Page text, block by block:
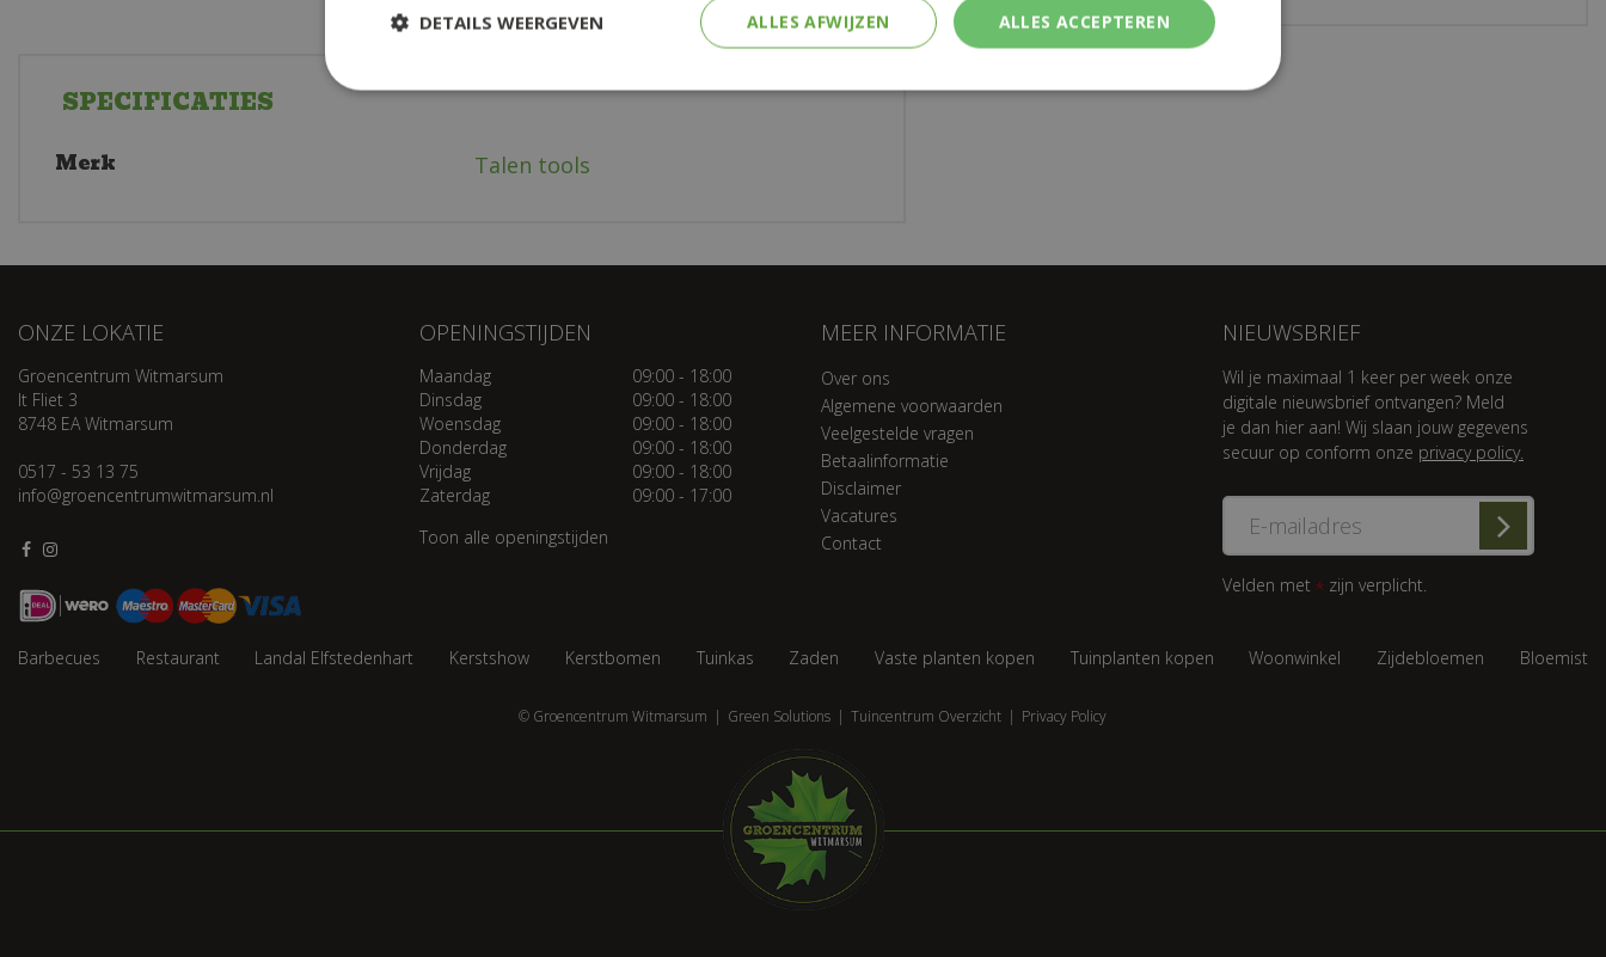
SPECIFICATIES
Merk Talen tools
ONZE LOKATIE
Groencentrum Witmarsum
It Fliet 3
8748 EA Witmarsum
0517 - 53 13 75
info@groencentrumwitmarsum.nl
OPENINGSTIJDEN
Maandag
09:00 - 18:00
Dinsdag
09:00 - 18:00
Woensdag
09:00 - 18:00
Donderdag
09:00 - 18:00
Vrijdag
09:00 - 18:00
Zaterdag
09:00 - 17:00
Toon alle openingstijden
MEER INFORMATIE
Over ons
Algemene voorwaarden
Veelgestelde vragen
Betaalinformatie
Disclaimer
Vacatures
Contact
NIEUWSBRIEF
Wil je maximaal 1 keer per week onze
digitale nieuwsbrief ontvangen? Meld
je dan hier aan! Wij slaan jouw gegevens
secuur op conform onze privacy policy.
Velden met * zijn verplicht.
Barbecues Restaurant Landal Elfstedenhart Kerstshow Kerstbomen Tuinkas Zaden Vaste planten kopen Tuinplanten kopen Woonwinkel Zijdebloemen Bloemist
© Groencentrum Witmarsum Green Solutions Tuincentrum Overzicht Privacy Policy
ALLES ACCEPTEREN
ALLES AFWIJZEN
DETAILS WEERGEVEN